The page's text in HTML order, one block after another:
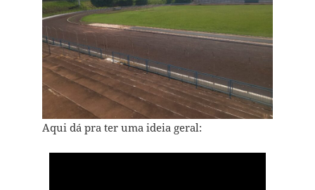
Aqui dá pra ter uma ideia geral: